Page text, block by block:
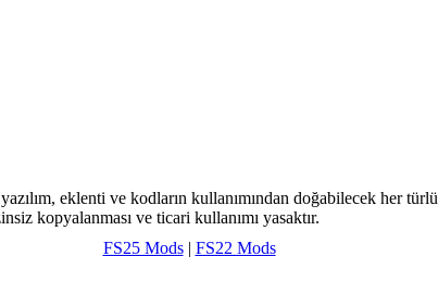
eklenti ve kodların kullanımından doğabilecek her
kopyalanması ve ticari kullanımı yasaktır.
FS25 Mods| FS22 Mods